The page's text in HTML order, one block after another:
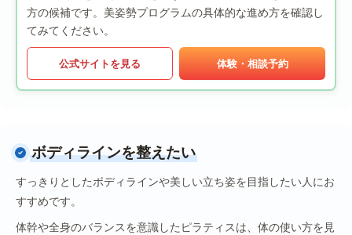
方の候補です。美姿勢プログラムの具体的な進め方を確認し
てみてください。
公式サイトを見る 体験・相談予約
ボディラインを整えたい
すっきりとしたボディラインや美しい立ち姿を目指したい人にお
すすめです。
体幹や全身のバランスを意識したピラティスは、体の使い方を見